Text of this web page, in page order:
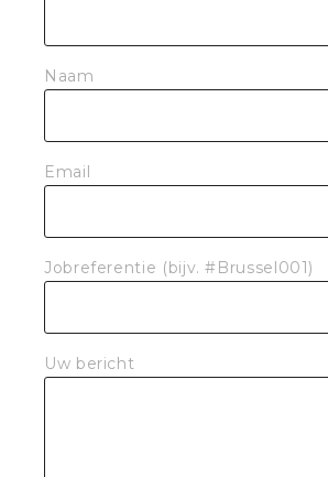
Naam
Email
Jobreferentie (bijv. #Brussel001)
Uw bericht